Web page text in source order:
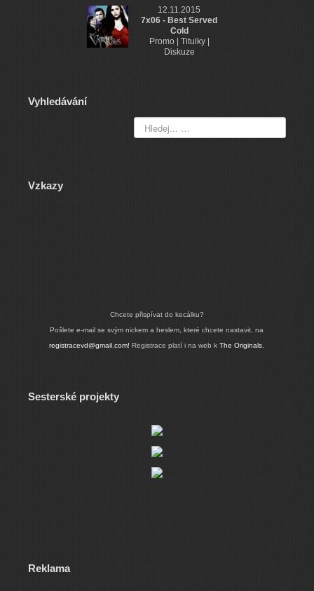
12.11.2015
7x06 - Best Served
Cold
Promo | Titulky |
Diskuze
Vyhledávání
Vzkazy
Chcete přispívat do kecálku?
Pošlete e-mail se svým nickem a heslem, které chcete nastavit, na
registracevd@gmail.com! Registrace platí i na web kThe Originals
Sesterské projekty
Reklama